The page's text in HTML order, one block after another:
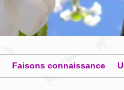
Faisons connaissance